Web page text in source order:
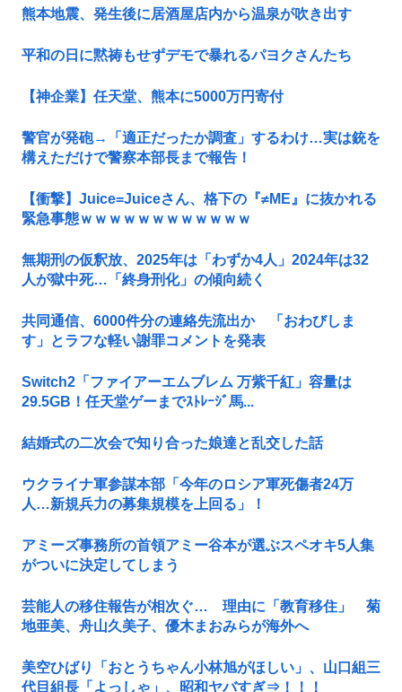
熊本地震、発生後に居酒屋店内から温泉が吹き出す
平和の日に黙祷もせずデモで暴れるパヨクさんたち
【神企業】任天堂、熊本に5000万円寄付
警官が発砲→「適正だったか調査」するわけ…実は銃を
構えただけで警察本部長まで報告！
【衝撃】Juice=Juiceさん、格下の『≠ME』に抜かれる
緊急事態ｗｗｗｗｗｗｗｗｗｗｗｗ
無期刑の仮釈放、2025年は「わずか4人」2024年は32
人が獄中死…「終身刑化」の傾向続く
共同通信、6000件分の連絡先流出か 「おわびしま
す」とラフな軽い謝罪コメントを発表
Switch2「ファイアーエムブレム 万紫千紅」容量は
29.5GB！任天堂ゲーまでｽﾄﾚｰｼﾞ馬...
結婚式の二次会で知り合った娘達と乱交した話
ウクライナ軍参謀本部「今年のロシア軍死傷者24万
人…新規兵力の募集規模を上回る」！
アミーズ事務所の首領アミー谷本が選ぶスペオキ5人集
がついに決定してしまう
芸能人の移住報告が相次ぐ… 理由に「教育移住」 菊
地亜美、舟山久美子、優木まおみらが海外へ
美空ひばり「おとうちゃん小林旭がほしい」、山口組三
代目組長「よっしゃ」、昭和ヤバすぎ⇒！！！